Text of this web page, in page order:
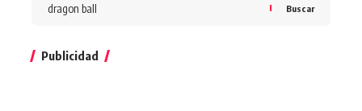
Buscar
Publicidad